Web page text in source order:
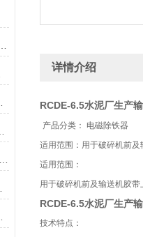
详情介绍
RCDE-6.5水泥厂生产
产品分类： 电磁除铁器
适用范围：用于破碎机前
适用范围：
用于破碎机前及输送机胶
RCDE-6.5水泥厂生产
技术特点：